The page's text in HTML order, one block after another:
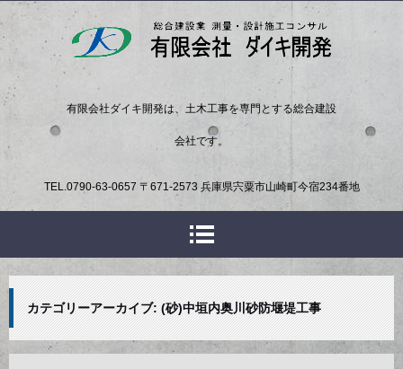
有限会社ダイキ開発は、土木工事を専門とする総合建設
会社です。
TEL. 0790-63-0657 〒671-2573 兵庫県宍粟市山崎町今宿234番地
カテゴリーアーカイブ: (砂)中垣内奥川砂防堰堤工事